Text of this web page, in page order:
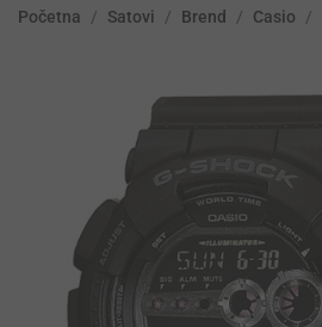
Početna / Satovi / Brend / Casio /